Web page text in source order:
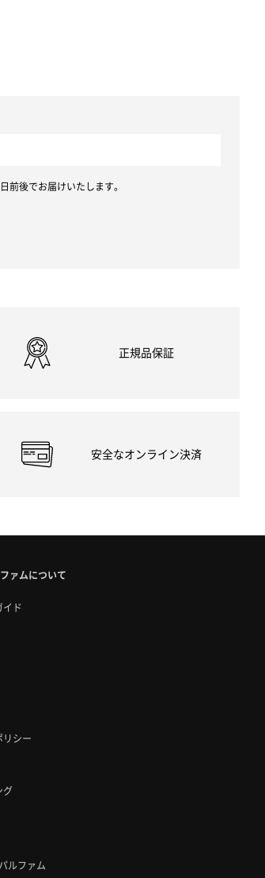
前後でお届けいたします。
正規品保証
安全なオンライン決済
ァムについて
イド
リシー
グ
ルファム